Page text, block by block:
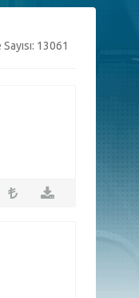
13061